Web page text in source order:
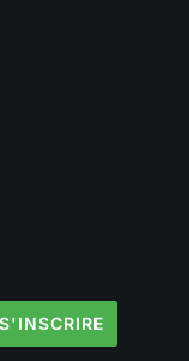
S'INSCRIRE